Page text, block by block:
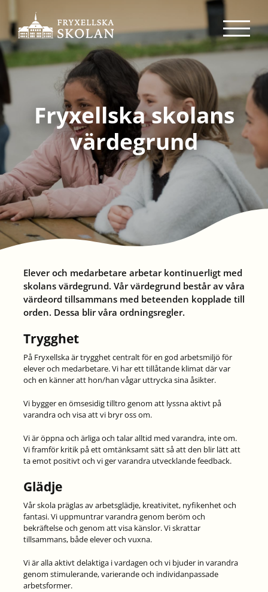
innehållet
Fryxellska skolans
värdegrund
Elever och medarbetare arbetar kontinuerligt med
skolans värdegrund. Vår värdegrund består av våra
värdeord tillsammans med beteenden kopplade till
orden. Dessa blir våra ordningsregler.
Trygghet
På Fryxellska är trygghet centralt för en god arbetsmiljö för
elever och medarbetare. Vi har ett tillåtande klimat där var
och en känner att hon/han vågar uttrycka sina åsikter.
Vi bygger en ömsesidig tilltro genom att lyssna aktivt på
varandra och visa att vi bryr oss om.
Vi är öppna och ärliga och talar alltid med varandra, inte om.
Vi framför kritik på ett omtänksamt sätt så att den blir lätt att
ta emot positivt och vi ger varandra utvecklande feedback.
Glädje
Vår skola präglas av arbetsglädje, kreativitet, nyfikenhet och
fantasi. Vi uppmuntrar varandra genom beröm och
bekräftelse och genom att visa känslor. Vi skrattar
tillsammans, både elever och vuxna.
Vi är alla aktivt delaktiga i vardagen och vi bjuder in varandra
genom stimulerande, varierande och individanpassade
arbetsformer.